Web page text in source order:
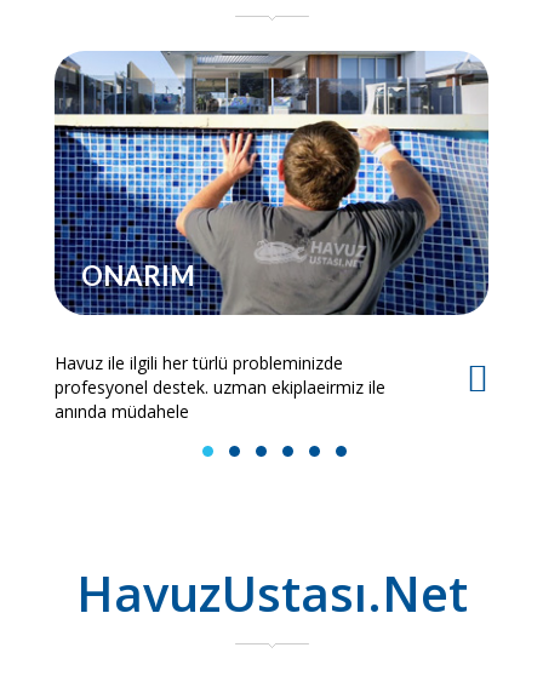
ONARIM
Havuz ile ilgili her türlü probleminizde
profesyonel destek. uzman ekiplaeirmiz ile
anında müdahele
1 2 3 4 5 6
HavuzUstası.Net